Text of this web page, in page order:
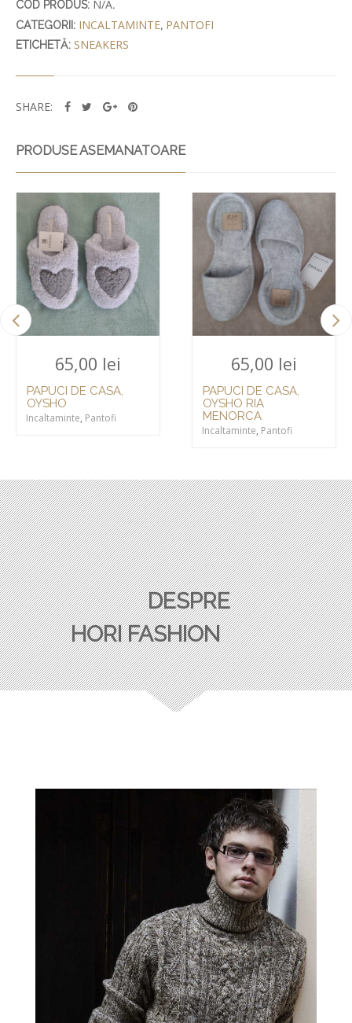
COD PRODUS: N/A.
CATEGORII: INCALTAMINTE, PANTOFI
ETICHETĂ: SNEAKERS
SHARE:
PRODUSE ASEMANATOARE
65,00 lei
PAPUCI DE CASA,
OYSHO
Incaltaminte, Pantofi
65,00 lei
PAPUCI DE CASA,
OYSHO
Incaltaminte,Pantofi
DESPRE
HORI FASHION